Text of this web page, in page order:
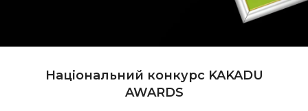
Національний конкурс KAKADU
AWARDS